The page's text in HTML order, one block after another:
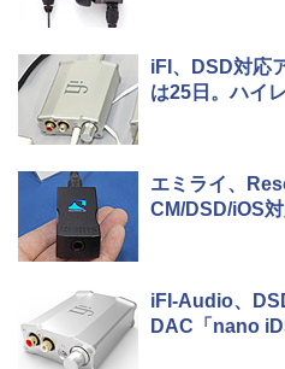
iFI、DSD対応
は25日。ハイ
エミライ、
CM/DSD/iOS
iFI-Audio、
DAC「nano